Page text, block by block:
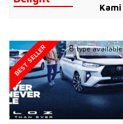
Kami
BEST SELLER 8type available